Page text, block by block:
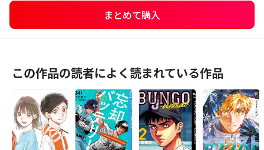
まとめて購入
この作品の読者によく読まれている作品